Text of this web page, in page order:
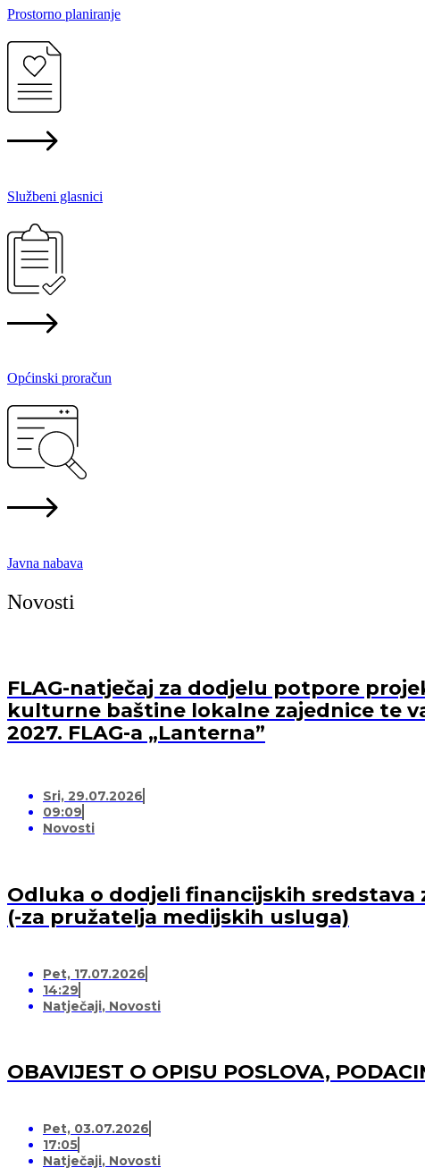
Prostorno planiranje
Službeni glasnici
Općinski proračun
Javna nabava
Novosti
FLAG-natječaj za dodjelu potpore
kulturne baštine lokalne zajednice te
2027. FLAG-a „Lanterna”
Sri, 29.07.2026
09:09
Novosti
Odluka o dodjeli financijskih
(-za pružatelja medijskih usluga)
Pet, 17.07.2026
14:29
Natječaji, Novosti
OBAVIJEST O OPISU POSLOVA,
Pet, 03.07.2026
17:05
Natječaji, Novosti